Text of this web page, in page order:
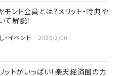
モンド会員とは？メリット・特典や
て解説！
・イベント 2026/2/10
リットがいっぱい！楽天経済圏のカ